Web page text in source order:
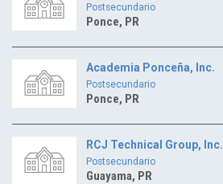
Postsecundario
Ponce, PR
Academia Ponceña, Inc.
Postsecundario
Ponce, PR
RCJ Technical Group, Inc.
Postsecundario
Guayama, PR